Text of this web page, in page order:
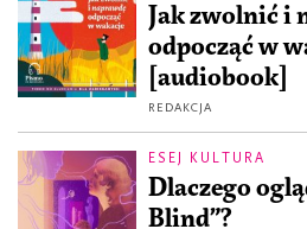
Jak zwolnić i
odpocząć w
[audiobook]
REDAKCJA
ESEJ KULTURA
Dlaczego
Blind”?